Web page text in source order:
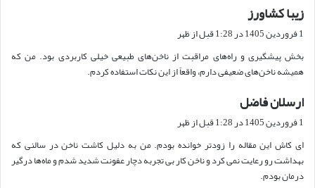
زیبا کشاورز
ف
1 فروردین 1405 در 1:28 قبل از ظهر
بخش پیشگیری و راه‌های مراقبت از ناخن‌های طبیعی خیلی کاربردی بود. من که
همیشه ناخن‌های ضعیفی دارم، واقعاً از این نکات استفاده کردم.
ارسلان فاضل
ت
:
1 فروردین 1405 در 1:28 قبل از ظهر
ای کاش این مقاله را زودتر خوانده بودم. من به دلیل کاشت ناخن در سالنی که
بهداشت رو رعایت نمی کرد و ناخن کار بی تجربه دچار عفونت شدید شدم و ماه‌ها درگیر
درمان بودم.